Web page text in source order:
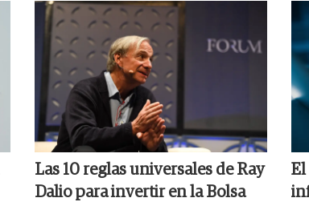
Las 10 reglas universales de Ray
Dalio para invertir en la Bolsa
El